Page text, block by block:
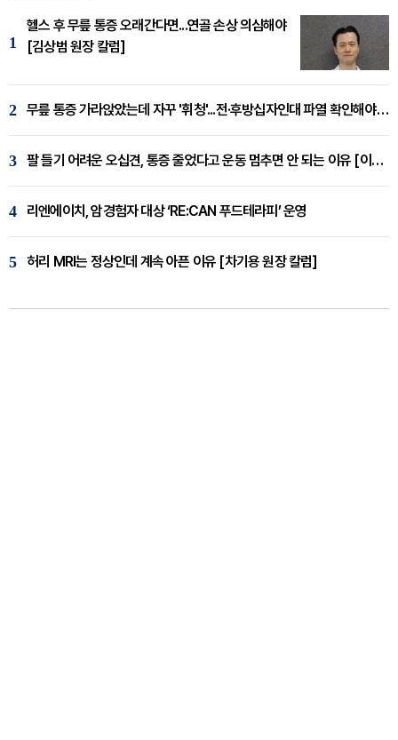
1
헬스 후 무릎 통증 오래간다면...연골 손상 의심해야
[김상범 원장 칼럼]
2 무릎 통증 가라앉았는데 자꾸 '휘청'...전·후방십자인대 파열 확인해야 [곽우경 원장 칼럼]
3 팔 들기 어려운 오십견, 통증 줄었다고 운동 멈추면 안 되는 이유 [이병욱 원장 칼럼]
4 리엔에이치, 암경험자 대상 ‘RE:CAN 푸드테라피’ 운영
5 허리 MRI는 정상인데 계속 아픈 이유 [차기용 원장 칼럼]